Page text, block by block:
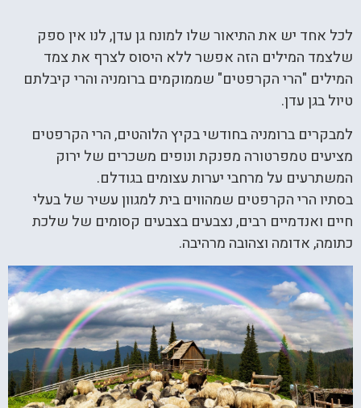
לכל אחד יש את התיאור שלו למונח גן עדן, לנו אין ספק
שלצמד המילים הזה אפשר ללא היסוס לצרף את צמד
המילים "הרי הקרפטים" שממוקמים ברומניה והרי קיבלתם
טיול בגן עדן.
למבקרים ברומניה בחודשי בקיץ הלוהטים, הרי הקרפטים
מציעים טמפרטורה מפנקת ונופים משכרים של ירוק
המשתרעים על מרחבי יערות עצומים בגודלם.
בסתיו הרי הקרפטים שמהווים בית למגוון עשיר של בעלי
חיים ואנדמיים רבים, נצבעים בצבעים קסומים של שלכת
כתומה, אדומה וצהובה מרהיבה.